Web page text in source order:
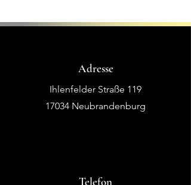
Adresse
Ihlenfelder Straße 119
17034 Neubrandenburg
Telefon